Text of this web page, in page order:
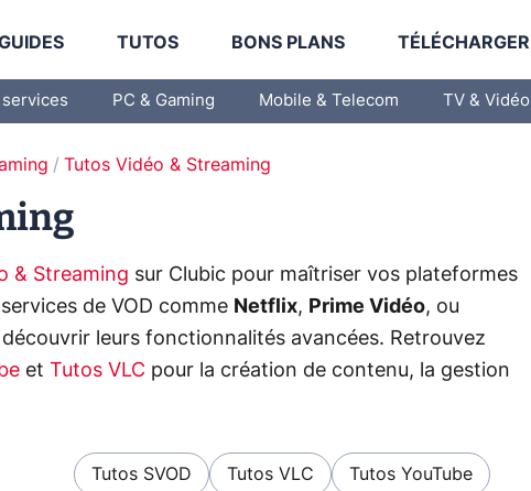
TUTOS BONS PLANS TÉLÉCHARGER
PC & Gaming Mobile & Telecom TV & Vidéo
Tutos Vidéo & Streaming
& Streaming sur Clubic pour maîtriser vos plateformes
de VOD comme Netflix, Prime Vidéo, ou
leurs fonctionnalités avancées. Retrouvez
et Tutos VLC pour la création de contenu, la gestion
Tutos SVOD Tutos VLC Tutos YouTube